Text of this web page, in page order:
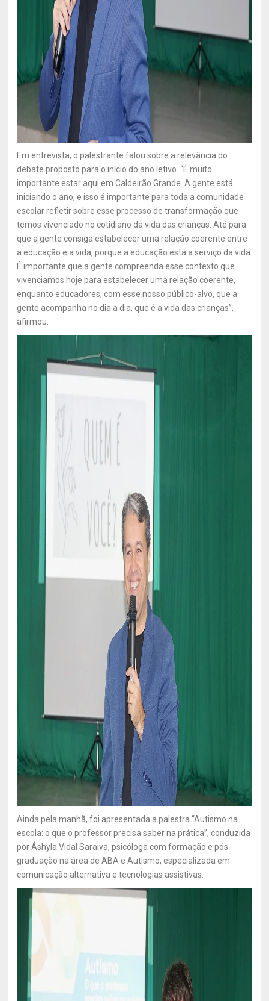
Em entrevista, o palestrante falou sobre a relevância do
debate proposto para o início do ano letivo. “É muito
importante estar aqui em Caldeirão Grande. A gente está
iniciando o ano, e isso é importante para toda a comunidade
escolar refletir sobre esse processo de transformação que
temos vivenciado no cotidiano da vida das crianças. Até para
que a gente consiga estabelecer uma relação coerente entre
a educação e a vida, porque a educação está a serviço da vida.
É importante que a gente compreenda esse contexto que
vivenciamos hoje para estabelecer uma relação coerente,
enquanto educadores, com esse nosso público-alvo, que a
gente acompanha no dia a dia, que é a vida das crianças”,
afirmou.
Ainda pela manhã, foi apresentada a palestra “Autismo na
escola: o que o professor precisa saber na prática”, conduzida
por Áshyla Vidal Saraiva, psicóloga com formação e pós-
graduação na área de ABA e Autismo, especializada em
comunicação alternativa e tecnologias assistivas.